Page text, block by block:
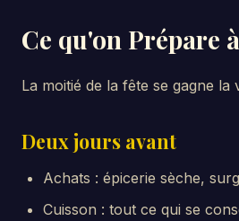
Ce qu'on Prépare
La moitié de la fête se gagne la
Deux jours avant
Achats : épicerie sèche,
Cuisson : tout ce qui se